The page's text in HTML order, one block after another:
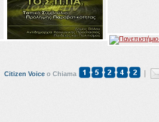
Citizen Voice o Chiama